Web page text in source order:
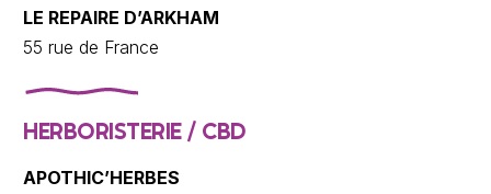
LE REPAIRE D’ARKHAM
55 rue de France
HERBORISTERIE / CBD
APOTHIC’HERBES